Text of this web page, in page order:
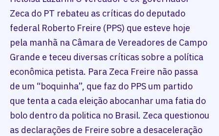
Zeca do PT rebateu as críticas do deputado
federal Roberto Freire (PPS) que esteve hoje
pela manhã na Câmara de Vereadores de Campo
Grande e teceu diversas críticas sobre a política
econômica petista. Para Zeca Freire não passa
de um “boquinha”, que faz do PPS um partido
que tenta a cada eleição abocanhar uma fatia do
bolo dentro da politica no Brasil. Zeca questionou
as declarações de Freire sobre a desaceleração